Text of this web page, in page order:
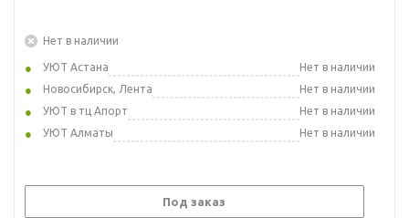
Нет в наличии
УЮТ Астана
Нет в наличии
Новосибирск, Лента
Нет в наличии
УЮТ в тц Апорт
Нет в наличии
УЮТ Алматы
Нет в наличии
Под заказ